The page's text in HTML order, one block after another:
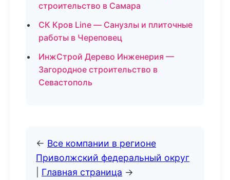
строительство в Самара
СК Кров Line — Санузлы и плиточные
работы в Череповец
ИнжСтрой Дерево Инженерия —
Загородное строительство в
Севастополь
← Все компании в регионе
Приволжский федеральный округ
Главная страница →